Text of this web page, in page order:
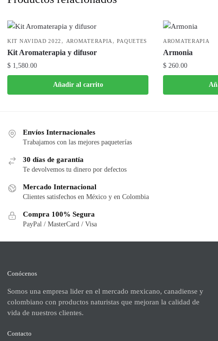
KIT NAVIDAD 2022 , AROMATERAPIA ,PAQUETES
Kit Aromaterapia y difusor
$ 1,580.00
Añadir al carrito
AROMATERAPIA
Armonia
$ 260.00
Envíos Internacionales
Trabajamos con las mejores paqueterías
30 días de garantía
Te devolvemos tu dinero por defectos
Mercado Internacional
Clientes satisfechos en México y en Colombia
Compra 100% Segura
PayPal / MasterCard / Visa
Conócenos
Somos una empresa lider en el mercado mexicano, canadiense y
colombiano con productos naturistas que mejoran la calidad de
vida de nuestros clientes.
Contacto